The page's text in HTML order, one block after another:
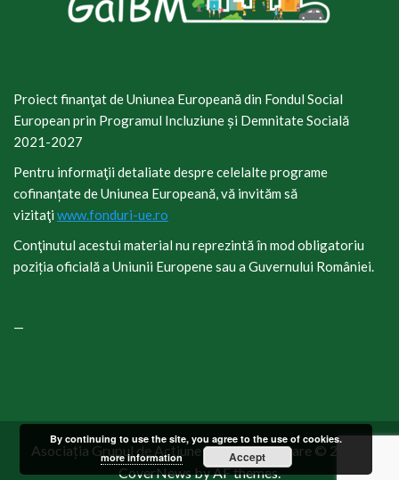
Proiect finanţat de Uniunea Europeană din Fondul Social
European prin Programul Incluziune și Demnitate Socială
2021-2027
Pentru informaţii detaliate despre celelalte programe
cofinanțate de Uniunea Europeană, vă invităm să
vizitaţi www.fonduri-ue.ro
Conţinutul acestui material nu reprezintă în mod obligatoriu
poziția oficială a Uniunii Europene sau a Guvernului României.
—
Asociația Grupul de Acțiune Locală Baia Mare © 2019
CoverNewsby AF themes.
By continuing to use the site, you agree to the use of cookies.
more information
Accept